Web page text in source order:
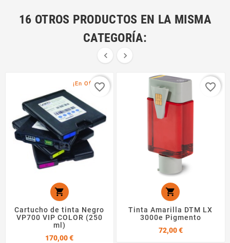
16 OTROS PRODUCTOS EN LA MISMA
CATEGORÍA:
 
¡En Oferta!

Cartucho de tinta Negro
VP700 VIP COLOR (250
ml)
170,00 €Precio
favorite_border

Tinta Amarilla DTM LX
3000e Pigmento
72,00 €Precio
favorite_border